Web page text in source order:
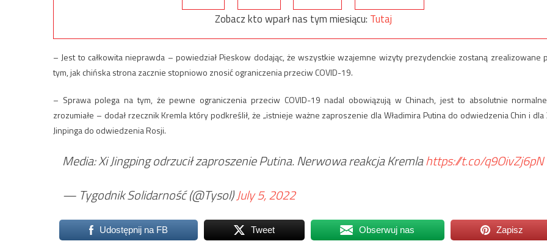
Zobacz kto wparł nas tym miesiącu: Tutaj
– Jest to całkowita nieprawda – powiedział Pieskow dodając, że wszystkie wzajemne wizyty prezydenckie zostaną zrealizowane
tym, jak chińska strona zacznie stopniowo znosić ograniczenia przeciw COVID-19.
– Sprawa polega na tym, że pewne ograniczenia przeciw COVID-19 nadal obowiązują w Chinach, jest to absolutnie
zrozumiałe – dodał rzecznik Kremla który podkreślił, że „istnieje ważne zaproszenie dla Władimira Putina do odwiedzenia Chin i dla
Jinpinga do odwiedzenia Rosji.
Media: Xi Jingping odrzucił zaproszenie Putina. Nerwowa reakcja Kremlahttps://t.co/q9OivZj6pN
— Tygodnik Solidarność (@Tysol)July 5, 2022
Udostępnij na FB Tweet Obserwuj nas Zapisz